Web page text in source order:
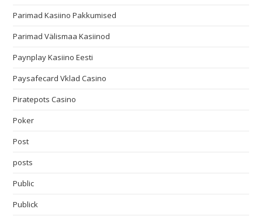
Parimad Kasiino Pakkumised
Parimad Välismaa Kasiinod
Paynplay Kasiino Eesti
Paysafecard Vklad Casino
Piratepots Casino
Poker
Post
posts
Public
Publick